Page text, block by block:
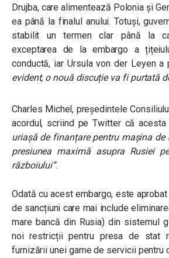
Drujba, care alimentează Polonia și
ea până la finalul anului. Totuși,
stabilit un termen clar până la
exceptarea de la embargo a
conductă, iar Ursula von der Leyen a
evident, o nouă discuție va fi purtată
Charles Michel, președintele
acordul, scriind pe Twitter că acesta
uriașă de finanțare pentru mașina de
presiunea maximă asupra Rusiei
războiului”.
Odată cu acest embargo, este
de sancțiuni care mai include
mare bancă din Rusia) din sistemul
noi restricții pentru presa de stat
furnizării unei game de servicii pentru